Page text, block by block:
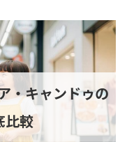
・キャンドゥの
比較